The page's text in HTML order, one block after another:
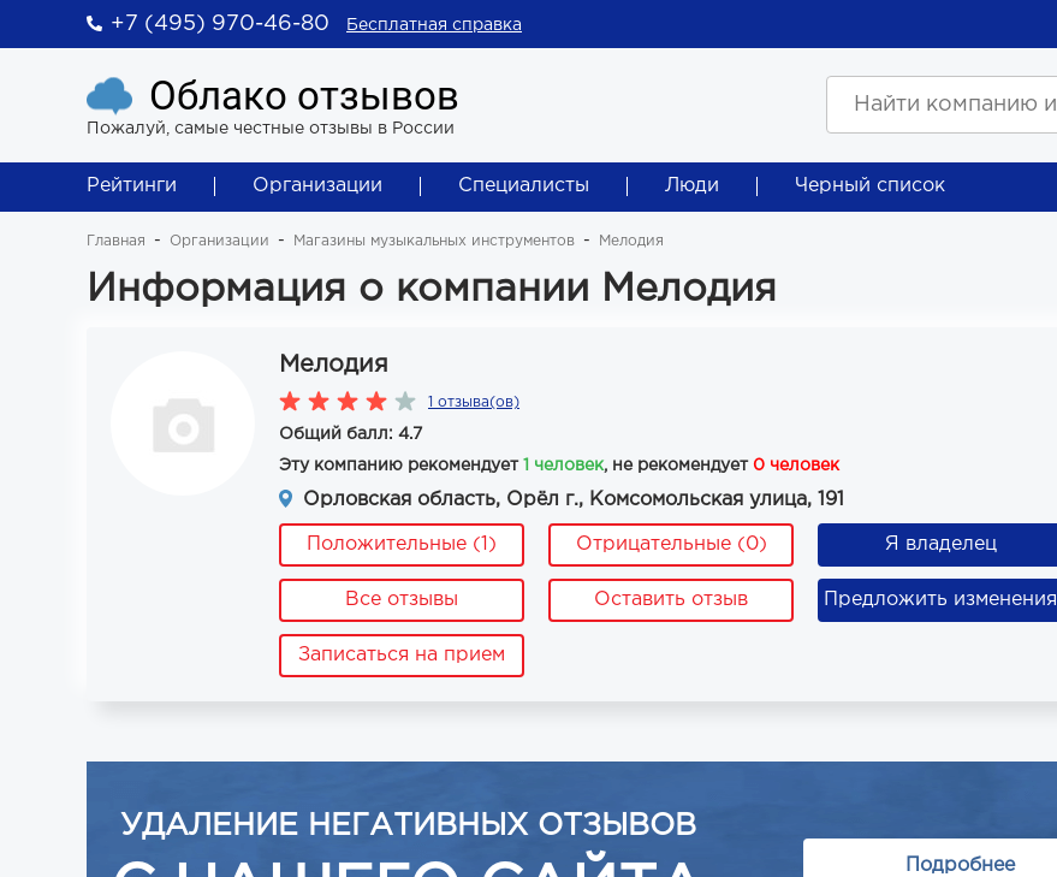
+7 (495) 970-46-80 Бесплатная справка
Облако отзывов
Пожалуй, самые честные отзывы в России
Рейтинги Организации Специалисты Люди Черный список
Главная Организации Магазины музыкальных инструментов Мелодия
Информация о компании Мелодия
Мелодия
1 отзыва(ов)
Общий балл: 4.7
Эту компанию рекомендует 1 человек, не рекомендует 0 человек
Орловская область, Орёл г., Комсомольская улица, 191
Положительные (1) Отрицательные (0) Я владелец
Все отзывы Оставить отзыв Предложить изменения
Записаться на прием
УДАЛЕНИЕ НЕГАТИВНЫХ ОТЗЫВОВ
Подробнее